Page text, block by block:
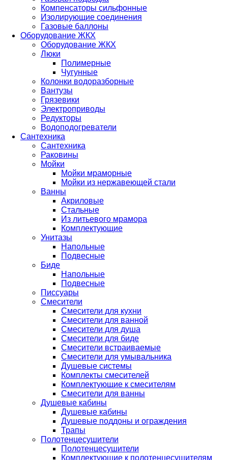
Компенсаторы сильфонные
Изолирующие соединения
Газовые баллоны
Оборудование ЖКХ
Оборудование ЖКХ
Люки
Полимерные
Чугунные
Колонки водоразборные
Вантузы
Грязевики
Электроприводы
Редукторы
Водоподогреватели
Сантехника
Сантехника
Раковины
Мойки
Мойки мраморные
Мойки из нержавеющей стали
Ванны
Акриловые
Стальные
Из литьевого мрамора
Комплектующие
Унитазы
Напольные
Подвесные
Биде
Напольные
Подвесные
Писсуары
Смесители
Смесители для кухни
Смесители для ванной
Смесители для душа
Смесители для биде
Смесители встраиваемые
Смесители для умывальника
Душевые системы
Комплекты смесителей
Комплектующие к смесителям
Смесители для ванны
Душевые кабины
Душевые кабины
Душевые поддоны и ограждения
Трапы
Полотенцесушители
Полотенцесушители
Комплектующие к полотенцесушителям